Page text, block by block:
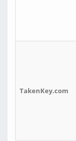
TakenKey.com